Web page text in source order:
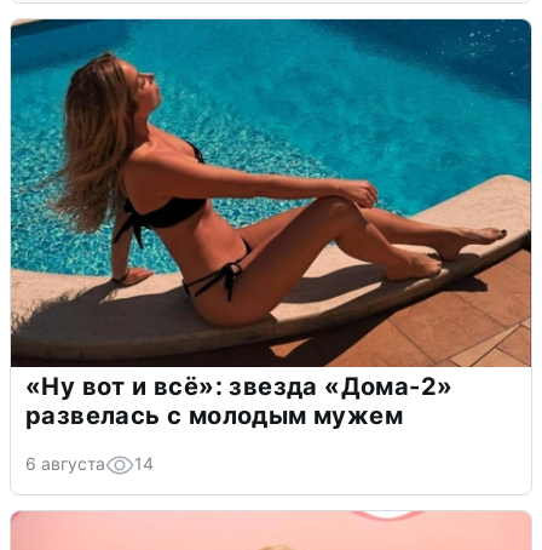
«Ну вот и всё»: звезда «Дома-2»
развелась с молодым мужем
6 августа 14